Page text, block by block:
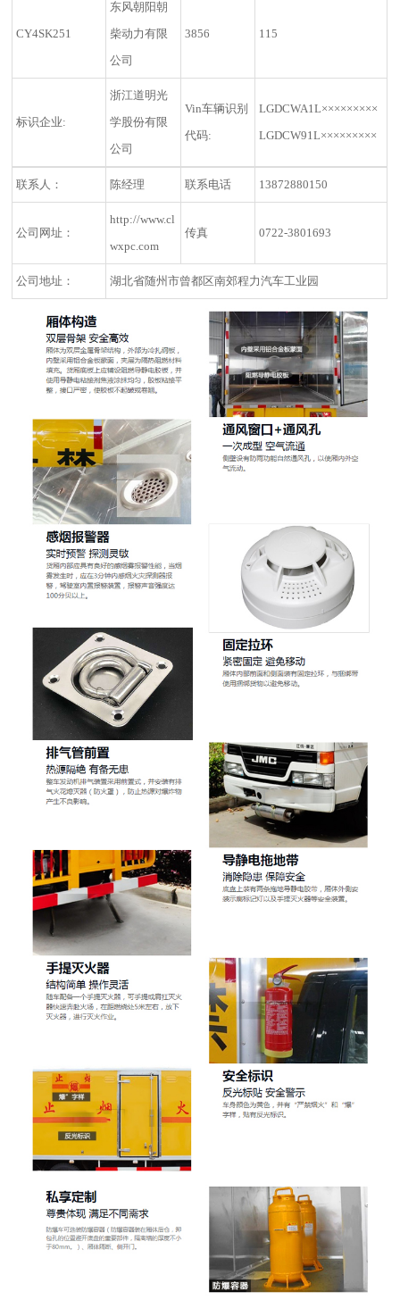
CY4SK251
东风朝阳朝
柴动力有限
公司
3856 115
标识企业:
浙江道明光
学股份有限
公司
Vin车辆识别
代码:
LGDCWA1L×××××××××
LGDCW91L×××××××××
联系人： 陈经理 联系电话 13872880150
公司网址：
http://www.cl
wxpc.com
传真 0722-3801693
公司地址： 湖北省随州市曾都区南郊程力汽车工业园